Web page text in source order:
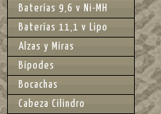
Baterías 9,6 v Ni-MH
Baterías 11,1 v Lipo
Alzas y Miras
Bípodes
Bocachas
Cabeza Cilindro